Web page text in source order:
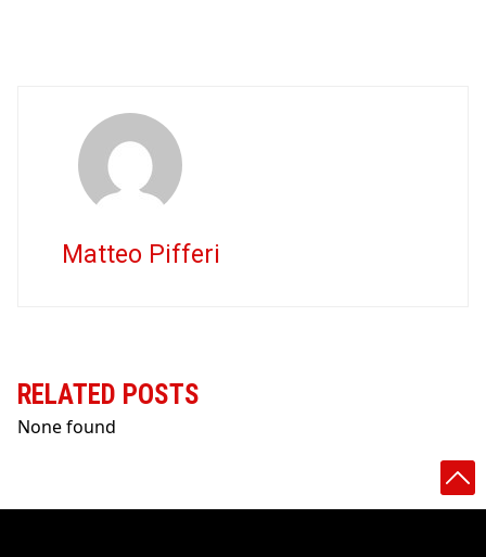
Matteo Pifferi
RELATED POSTS
None found